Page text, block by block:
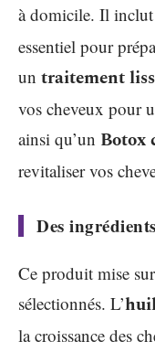
à domicile. Il
essentiel pour
un traitement
vos cheveux pour
ainsi qu’un Botox
revitaliser vos
Des
Ce produit mise
sélectionnés. L’
la croissance des